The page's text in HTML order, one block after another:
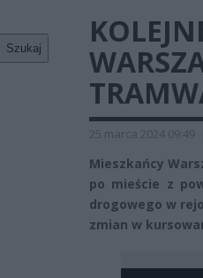
Szukaj
25 marca 2024 09:49
Mieszkańcy
po mieście z
drogowego w
zmian w